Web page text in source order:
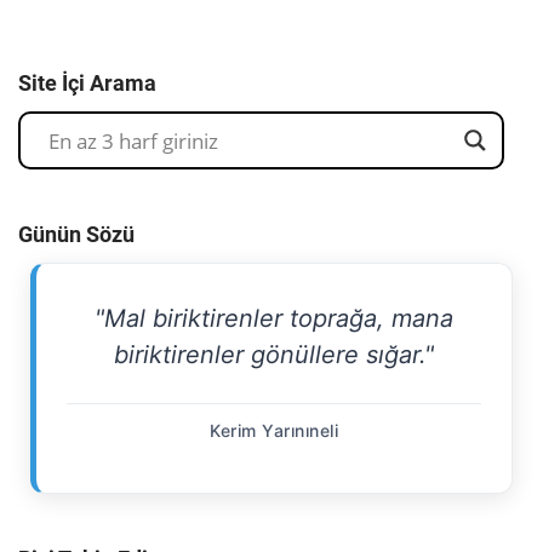
Site İçi Arama
Günün Sözü
"Mal biriktirenler toprağa, mana
biriktirenler gönüllere sığar."
Kerim Yarınıneli